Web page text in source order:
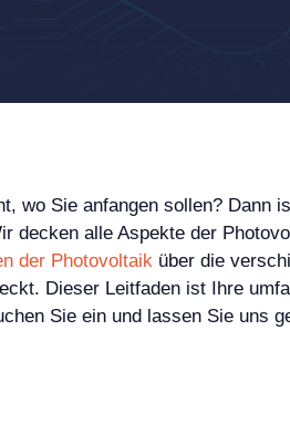
wo Sie anfangen sollen? Dann
decken alle Aspekte der
der Photovoltaik über die
Dieser Leitfaden ist Ihre
Sie ein und lassen Sie uns